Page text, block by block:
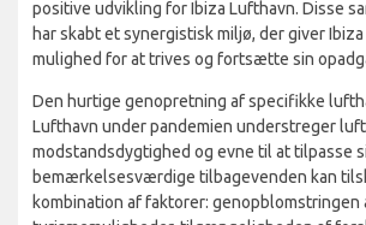
positive udvikling for Ibiza Lufthavn. Disse
har skabt et synergistisk miljø, der giver
mulighed for at trives og fortsætte sin
Den hurtige genopretning af specifikke
Lufthavn under pandemien understreger
modstandsdygtighed og evne til at tilpasse
bemærkelsesværdige tilbagevenden kan
kombination af faktorer: genopblomstringen